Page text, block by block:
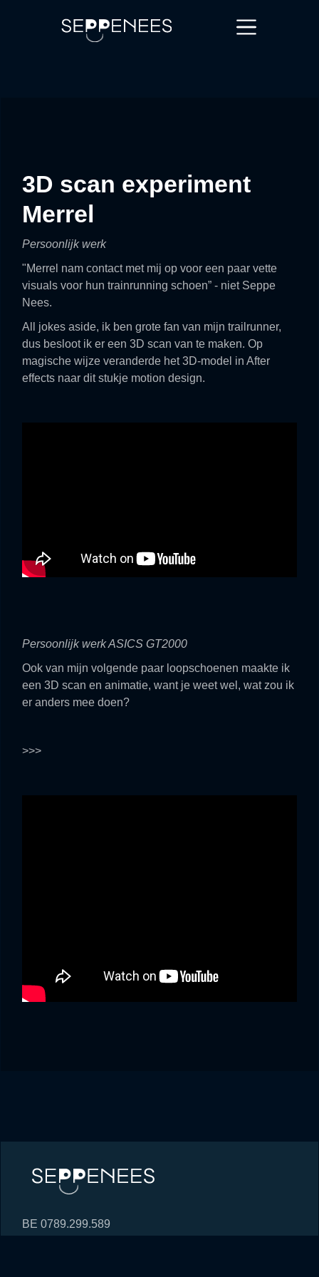
3D scan experiment
Merrel
Persoonlijk werk
"Merrel nam contact met mij op voor een paar vette
visuals voor hun trainrunning schoen” - niet Seppe
Nees.
All jokes aside, ik ben grote fan van mijn trailrunner,
dus besloot ik er een 3D scan van te maken. Op
magische wijze veranderde het 3D-model in After
effects naar dit stukje motion design.
Persoonlijk werk ASICS GT2000
Ook van mijn volgende paar loopschoenen maakte ik
een 3D scan en animatie, want je weet wel, wat zou ik
er anders mee doen?
>>>
BE 0789.299.589